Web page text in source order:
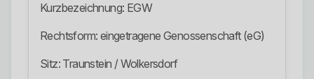
Kurzbezeichnung: EGW
Rechtsform: eingetragene Genossenschaft (eG)
Sitz: Traunstein / Wolkersdorf